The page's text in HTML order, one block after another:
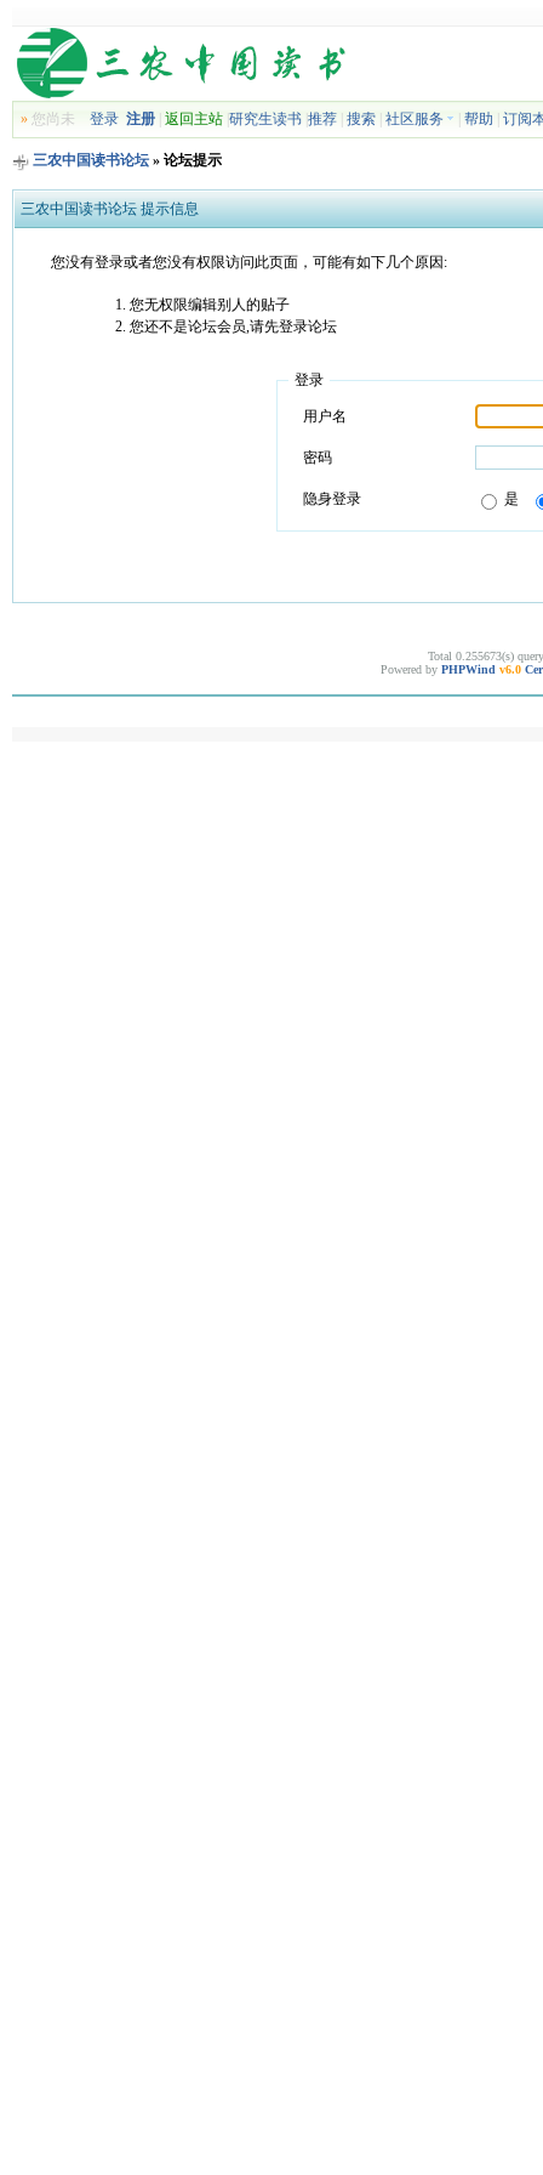
»您尚未 登录 注册| 返回主站| 研究生读书| 推荐| 搜索| 社区服务 帮助 订阅
三农中国读书论坛» 论坛提示
三农中国读书论坛 提示信息
您没有登录或者您没有权限访问此页面，可能有如下几个原因:
您无权限编辑别人的贴子
您还不是论坛会员,请先登录论坛
登录
用户名
密码
隐身登录 是
Total 0.255673(s)
Powered by PHPWind v6.0